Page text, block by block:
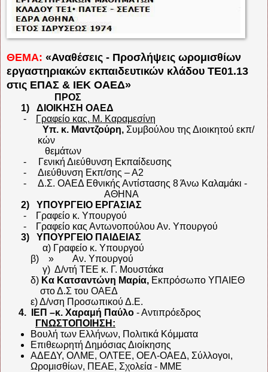
ΘΕΜΑ: «Αναθέσεις - Προσλήψεις ωρομισθίων
εργαστηριακών εκπαιδευτικών κλάδου ΤΕ01.13
στις ΕΠΑΣ & ΙΕΚ ΟΑΕΔ»
ΠΡΟΣ
1)
ΔΙΟΙΚΗΣΗ ΟΑΕΔ
-
Γραφείο κας. Μ. Καραμεσίνη
Υπ. κ. Μαντζούρη, Συμβούλου της Διοικητού εκπ/
κών
θεμάτων
-
Γενική Διεύθυνση Εκπαίδευσης
-
Διεύθυνση Εκπ/σης – Α2
-
Δ.Σ. ΟΑΕΔ Εθνικής Αντίστασης 8 Άνω Καλαμάκι -
ΑΘΗΝΑ
2)
ΥΠΟΥΡΓΕΙΟ ΕΡΓΑΣΙΑΣ
-
Γραφείο κ. Υπουργού
-
Γραφείο κας Αντωνοπούλου Αν. Υπουργού
3)
ΥΠΟΥΡΓΕΙΟ ΠΑΙΔΕΙΑΣ
α) Γραφείο κ. Υπουργού
β)
»
Αν. Υπουργού
γ) Δ/ντή ΤΕΕ κ. Γ. Μουστάκα
δ) Κα Κατσαντώνη Μαρία, Εκπρόσωπο ΥΠΑΙΕΘ
στο Δ.Σ του ΟΑΕΔ
ε) Δ/νση Προσωπικού Δ.Ε.
4.
ΙΕΠ –κ. Χαραμή Παύλο - Αντιπρόεδρος
ΓΝΩΣΤΟΠΟΙΗΣΗ:
Βουλή των Ελλήνων, Πολιτικά Κόμματα
Επιθεωρητή Δημόσιας Διοίκησης
ΑΔΕΔΥ, ΟΛΜΕ, ΟΛΤΕΕ, ΟΕΛ-ΟΑΕΔ, Σύλλογοι,
Ωρομισθίων, ΠΕΑΕ, Σχολεία - ΜΜΕ